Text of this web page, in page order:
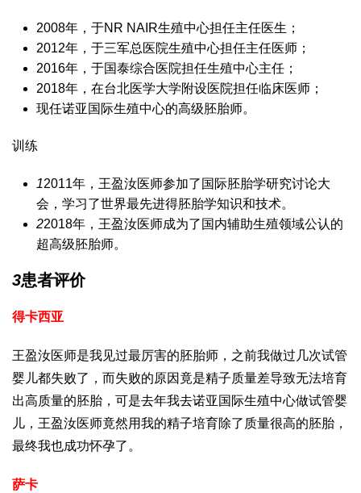
2008年，于NR NAIR生殖中心担任主任医生；
2012年，于三军总医院生殖中心担任主任医师；
2016年，于国泰综合医院担任生殖中心主任；
2018年，在台北医学大学附设医院担任临床医师；
现任诺亚国际生殖中心的高级胚胎师。
训练
12011年，王盈汝医师参加了国际胚胎学研究讨论大
会，学习了世界最先进得胚胎学知识和技术。
22018年，王盈汝医师成为了国内辅助生殖领域公认的
超高级胚胎师。
3患者评价
得卡西亚
王盈汝医师是我见过最厉害的胚胎师，之前我做过几次试管
婴儿都失败了，而失败的原因竟是精子质量差导致无法培育
出高质量的胚胎，可是去年我去诺亚国际生殖中心做试管婴
儿，王盈汝医师竟然用我的精子培育除了质量很高的胚胎，
最终我也成功怀孕了。
萨卡